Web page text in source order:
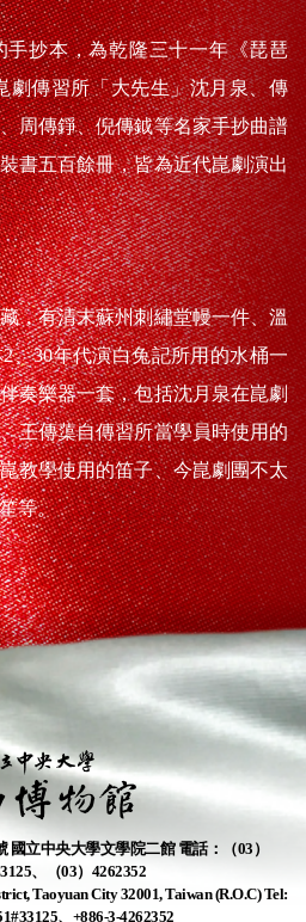
抄本，為乾隆三十一年《琵琶
劇傳習所「大先生」沈月泉、傳
周傳錚、倪傳鉞等名家手抄曲譜
書五百餘冊，皆為近代崑劇演出
，有清末蘇州刺繡堂幔一件、溫
、30年代演白兔記所用的水桶一
奏樂器一套，包括沈月泉在崑劇
王傳蕖自傳習所當學員時使用的
教學使用的笛子、今崑劇團不太
等。
國立中央大學文學院二館 電話：（03）
、（03）4262352
Taoyuan City 32001, Taiwan (R.O.C) Tel:
、+886-3-4262352